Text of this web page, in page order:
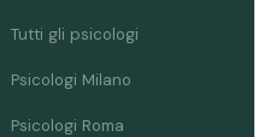
Tutti gli psicologi
Psicologi Milano
Psicologi Roma